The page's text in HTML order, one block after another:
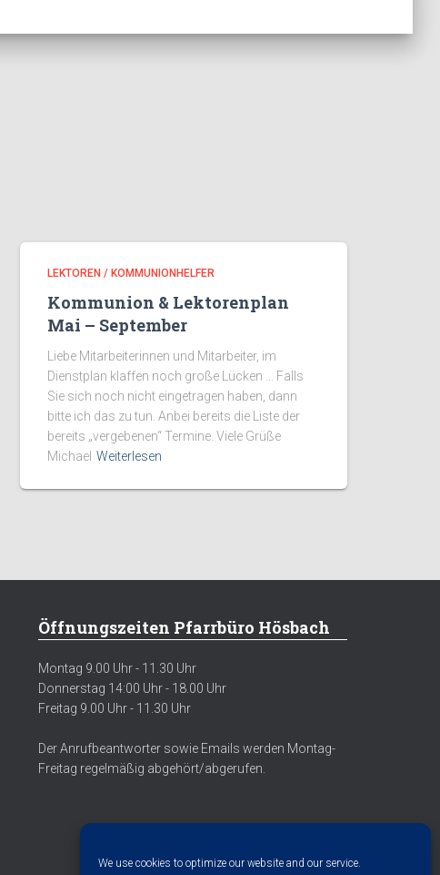
We use cookies to optimize our website and our service.
LEKTOREN / KOMMUNIONHELFER
Kommunion & Lektorenplan
Mai – September
Liebe Mitarbeiterinnen und Mitarbeiter, im
Dienstplan klaffen noch große Lücken … Falls
Sie sich noch nicht eingetragen haben, dann
bitte ich das zu tun. Anbei bereits die Liste der
bereits „vergebenen“ Termine. Viele Grüße
Michael Weiterlesen
Öffnungszeiten Pfarrbüro Hösbach
Montag 9.00 Uhr - 11.30 Uhr
Donnerstag 14:00 Uhr - 18.00 Uhr
Freitag 9.00 Uhr - 11.30 Uhr
Der Anrufbeantworter sowie Emails werden Montag-
Freitag regelmäßig abgehört/abgerufen.